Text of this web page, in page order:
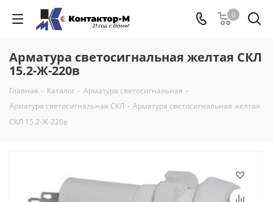
0
Арматура светосигнальная желтая СКЛ
15.2-Ж-220в
Главная - Каталог - Арматура светосигнальная -
Арматура светосигнальная СКЛ - Арматура светосигнальная желтая
СКЛ 15.2-Ж-220в